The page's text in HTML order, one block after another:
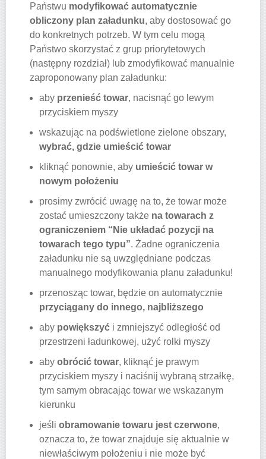
Państwu modyfikować automatycznie
obliczony plan załadunku, aby dostosować go
do konkretnych potrzeb. W tym celu mogą
Państwo skorzystać z grup priorytetowych
(następny rozdział) lub zmodyfikować manualnie
zaproponowany plan załadunku:
aby przenieść towar, nacisnąć go lewym
przyciskiem myszy
wskazując na podświetlone zielone obszary,
wybrać, gdzie umieścić towar
kliknąć ponownie, aby umieścić towar w
nowym położeniu
prosimy zwrócić uwagę na to, że towar może
zostać umieszczony także na towarach z
ograniczeniem “Nie układać pozycji na
towarach tego typu”. Żadne ograniczenia
załadunku nie są uwzględniane podczas
manualnego modyfikowania planu załadunku!
przenosząc towar, będzie on automatycznie
przyciągany do innego, najbliższego
aby powiększyć i zmniejszyć odległość od
przestrzeni ładunkowej, użyć rolki myszy
aby obrócić towar, kliknąć je prawym
przyciskiem myszy i naciśnij wybraną strzałkę,
tym samym obracając towar we wskazanym
kierunku
jeśli obramowanie towaru jest czerwone,
oznacza to, że towar znajduje się aktualnie w
niewłaściwym położeniu i nie może być